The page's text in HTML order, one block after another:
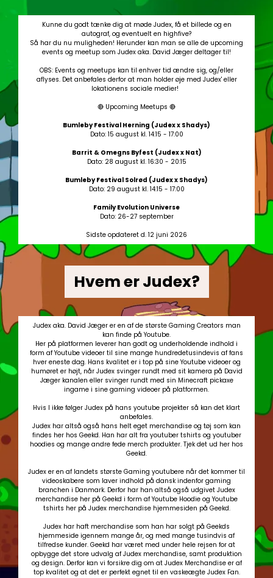
Kunne du godt tænke dig at møde Judex, få et billede og en
autograf, og eventuelt en highfive?
Så har du nu muligheden! Herunder kan man se alle de upcoming
events og meetup som Judex aka. David Jæger deltager til!
OBS: Events og meetups kan til enhver tid ændre sig, og/eller
aflyses. Det anbefales derfor at man holder øje med Judex' eller
lokationens sociale medier!
🔴 Upcoming Meetups 🔴
Bumleby Festival Herning (Judex x Shadys)
Dato: 15 august kl. 14:15 - 17:00
Barrit & Omegns Byfest (Judex x Nat)
Dato: 28 august kl. 16:30 - 20:15
Bumleby Festival Solrød (Judex x Shadys)
Dato: 29 august kl. 14:15 - 17:00
Family Evolution Universe
Dato: 26-27 september
Sidste opdateret d. 12 juni 2026
Hvem er Judex?
Judex aka. David Jæger er en af de største Gaming Creators man
kan finde på Youtube.
Her på platformen leverer han godt og underholdende indhold i
form af Youtube videoer til sine mange hundredetusindevis af fans
hver eneste dag. Hans kvalitet er i top på sine Youtube videoer og
humøret er højt, når Judex svinger rundt med sit kamera på David
Jæger kanalen eller svinger rundt med sin Minecraft pickaxe
ingame i sine gaming videoer på platformen.
Hvis I ikke følger Judex på hans youtube projekter så kan det klart
anbefales.
Judex har altså også hans helt eget merchandise og tøj som kan
findes her hos Geekd. Han har alt fra youtuber tshirts og youtuber
hoodies og mange andre fede merch produkter. Tjek det ud her hos
Geekd.
Judex er en af landets største Gaming youtubere når det kommer til
videoskabere som laver indhold på dansk indenfor gaming
branchen i Danmark. Derfor har han altså også udgivet Judex
merchandise her på Geekd i form af Youtube Hoodie og Youtube
tshirts her på Judex merchandise hjemmesiden på Geekd.
Judex har haft merchandise som han har solgt på Geekds
hjemmeside igennem mange år, og med mange tusindvis af
tilfredse kunder. Geekd har været med under hele rejsen for at
opbygge det store udvalg af Judex merchandise, samt produktion
og design. Derfor kan vi forsikre dig om at Judex Merchandise er af
top kvalitet og at det er perfekt egnet til en vaskeægte Judex Fan.